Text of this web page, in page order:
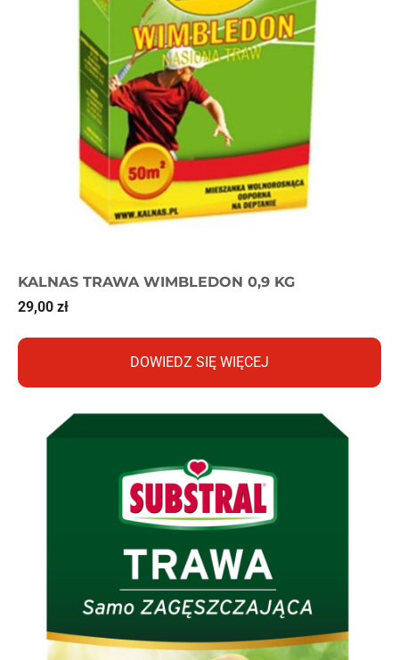
KALNAS TRAWA WIMBLEDON 0,9 KG
29,00 zł
DOWIEDZ SIĘ WIĘCEJ